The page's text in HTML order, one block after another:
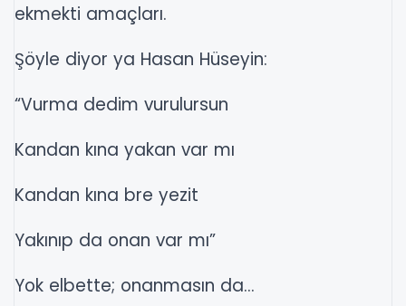
ekmekti amaçları.
Şöyle diyor ya Hasan Hüseyin:
“Vurma dedim vurulursun
Kandan kına yakan var mı
Kandan kına bre yezit
Yakınıp da onan var mı”
Yok elbette; onanmasın da...